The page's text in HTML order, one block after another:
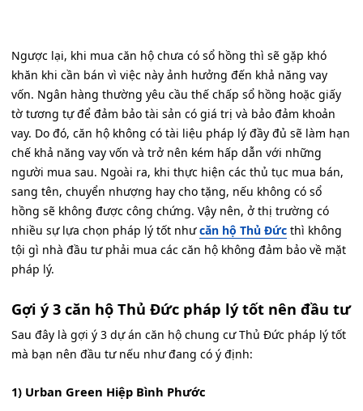
Ngược lại, khi mua căn hộ chưa có sổ hồng thì sẽ gặp khó
khăn khi cần bán vì việc này ảnh hưởng đến khả năng vay
vốn. Ngân hàng thường yêu cầu thế chấp sổ hồng hoặc giấy
tờ tương tự để đảm bảo tài sản có giá trị và bảo đảm khoản
vay. Do đó, căn hộ không có tài liệu pháp lý đầy đủ sẽ làm hạn
chế khả năng vay vốn và trở nên kém hấp dẫn với những
người mua sau. Ngoài ra, khi thực hiện các thủ tục mua bán,
sang tên, chuyển nhượng hay cho tặng, nếu không có sổ
hồng sẽ không được công chứng. Vậy nên, ở thị trường có
nhiều sự lựa chọn pháp lý tốt nhưcăn hộ Thủ Đức thì không
tội gì nhà đầu tư phải mua các căn hộ không đảm bảo về mặt
pháp lý.
Gợi ý 3 căn hộ Thủ Đức pháp lý tốt nên đầu tư
Sau đây là gợi ý 3 dự án căn hộ chung cư Thủ Đức pháp lý tốt
mà bạn nên đầu tư nếu như đang có ý định:
1) Urban Green Hiệp Bình Phước